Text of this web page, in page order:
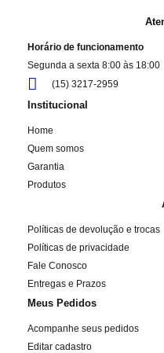
Horário de funcionamento
Segunda a sexta 8:00 às 18:00
(15) 3217-2959
Institucional
Home
Quem somos
Garantia
Produtos
Políticas de devolução e trocas
Políticas de privacidade
Fale Conosco
Entregas e Prazos
Meus Pedidos
Acompanhe seus pedidos
Editar cadastro